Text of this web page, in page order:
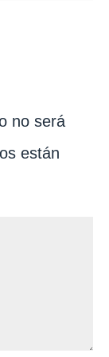
no será
están